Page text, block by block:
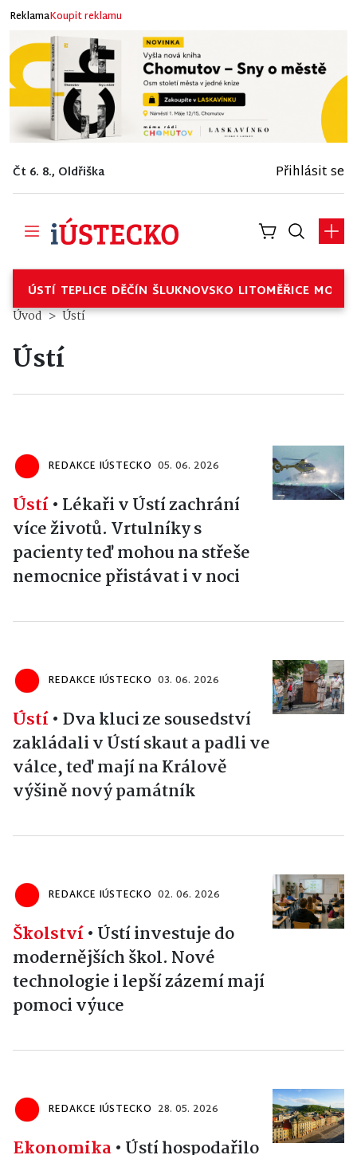
ReklamaKoupit reklamu
Čt 6. 8., Oldřiška Přihlásit se
ÚSTÍ TEPLICE DĚČÍN ŠLUKNOVSKO LITOMĚŘICE
Úvod Ústí
Ústí
REDAKCE IÚSTECKO 05. 06. 2026
Ústí• Lékaři v Ústí zachrání
více životů. Vrtulníky s
pacienty teď mohou na střeše
nemocnice přistávat i v noci
REDAKCE IÚSTECKO 03. 06. 2026
Ústí• Dva kluci ze sousedství
zakládali v Ústí skaut a padli ve
válce, teď mají na Králově
výšině nový památník
REDAKCE IÚSTECKO 02. 06. 2026
Školství• Ústí investuje do
modernějších škol. Nové
technologie i lepší zázemí mají
pomoci výuce
REDAKCE IÚSTECKO 28. 05. 2026
Ekonomika• Ústí hospodařilo